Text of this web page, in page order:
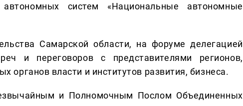
автономных систем «Национальные автономные
Самарской области, на форуме делегацией
и переговоров с представителями регионов,
органов власти и институтов развития, бизнеса.
и Полномочным Послом Объединенных